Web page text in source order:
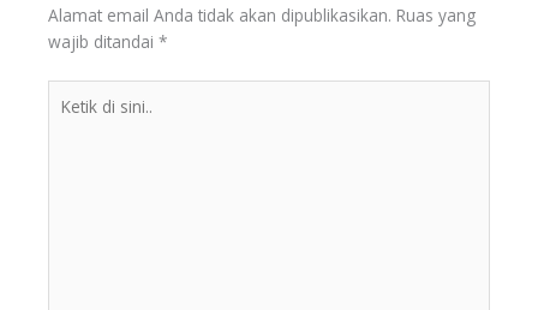
Alamat email Anda tidak akan dipublikasikan. Ruas yang
wajib ditandai *